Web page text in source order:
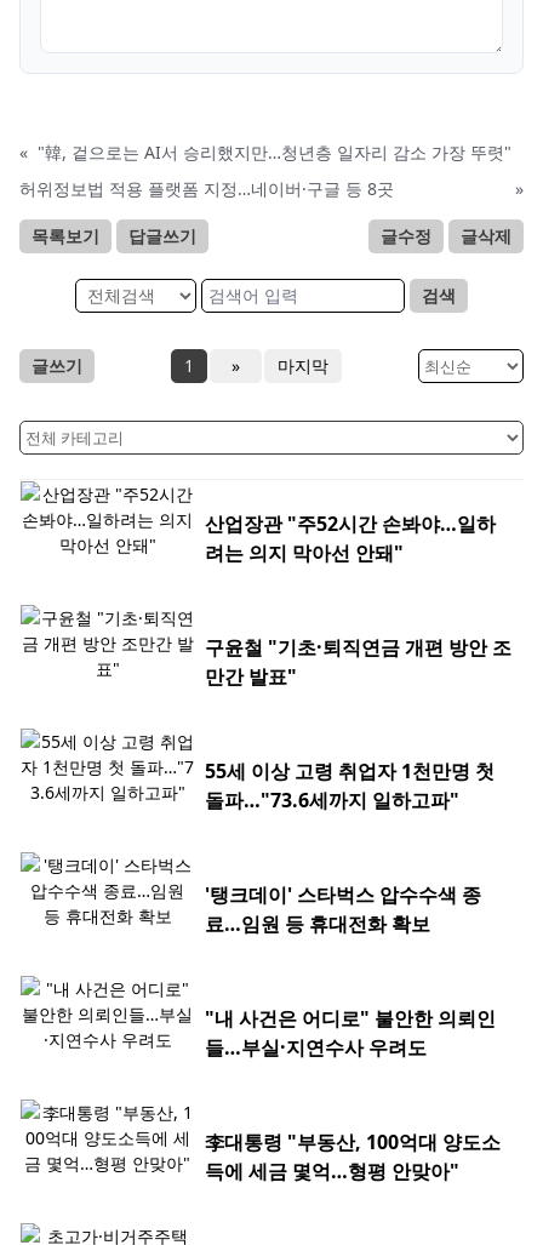
« "韓, 겉으로는 AI서 승리했지만…청년층 일자리 감소 가장 뚜렷"
허위정보법 적용 플랫폼 지정…네이버·구글 등 8곳
»
목록보기 답글쓰기 글수정 글삭제
검색
글쓰기 1 » 마지막
산업장관 "주52시간 손봐야…일하
려는 의지 막아선 안돼"
구윤철 "기초·퇴직연금 개편 방안 조
만간 발표"
55세 이상 고령 취업자 1천만명 첫
돌파…"73.6세까지 일하고파"
'탱크데이' 스타벅스 압수수색 종
료…임원 등 휴대전화 확보
"내 사건은 어디로" 불안한 의뢰인
들…부실·지연수사 우려도
李대통령 "부동산, 100억대 양도소
득에 세금 몇억…형평 안맞아"